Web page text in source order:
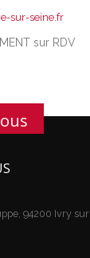
sur-seine.fr
sur RDV
94200 Ivry sur